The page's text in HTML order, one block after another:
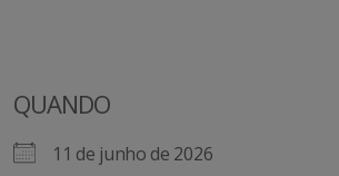
QUANDO
11 de junho de 2026